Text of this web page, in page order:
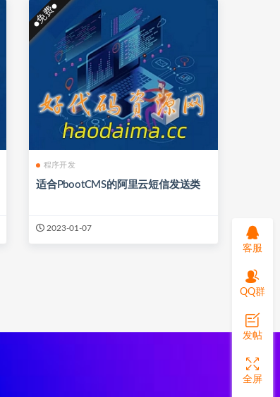
●免费●
程序开发
适合PbootCMS的阿里云短信发送类
2023-01-07
客服
QQ群
发帖
全屏